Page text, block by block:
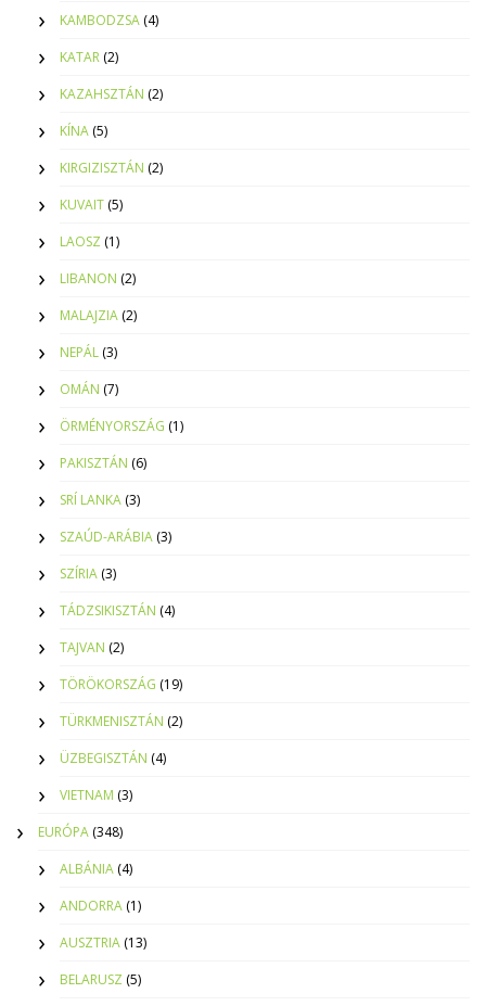
KAMBODZSA (4)
KATAR (2)
KAZAHSZTÁN (2)
KÍNA (5)
KIRGIZISZTÁN (2)
KUVAIT (5)
LAOSZ (1)
LIBANON (2)
MALAJZIA (2)
NEPÁL (3)
OMÁN (7)
ÖRMÉNYORSZÁG (1)
PAKISZTÁN (6)
SRÍ LANKA (3)
SZAÚD-ARÁBIA (3)
SZÍRIA (3)
TÁDZSIKISZTÁN (4)
TAJVAN (2)
TÖRÖKORSZÁG (19)
TÜRKMENISZTÁN (2)
ÜZBEGISZTÁN (4)
VIETNAM (3)
EURÓPA (348)
ALBÁNIA (4)
ANDORRA (1)
AUSZTRIA (13)
BELARUSZ (5)